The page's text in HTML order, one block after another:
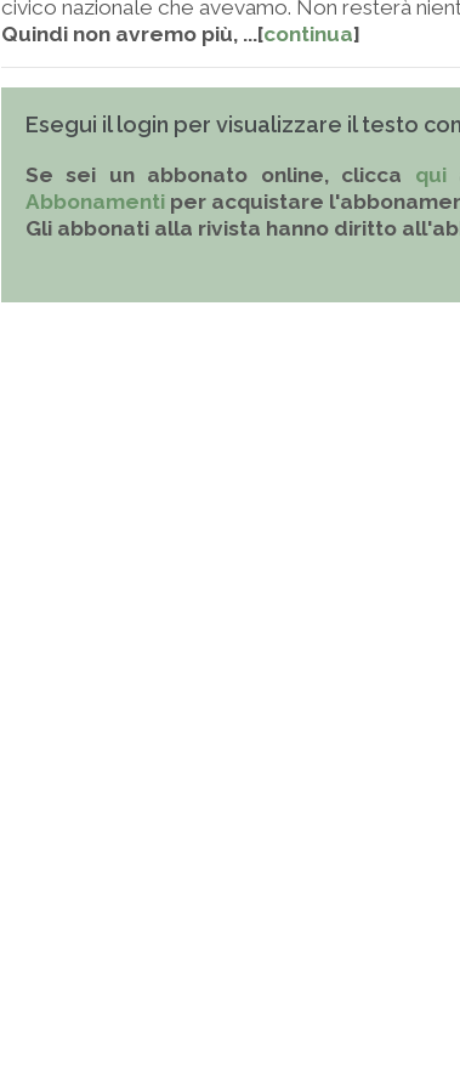
civico nazionale che avevamo. Non resterà
Quindi non avremo più, ...[continua]
Esegui il login per visualizzare il testo
Se sei un abbonato online, clicca qui
Abbonamenti per acquistare
Gli abbonati alla rivista hanno diritto